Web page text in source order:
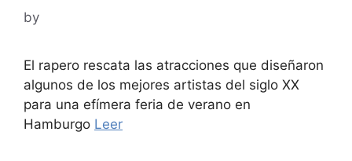
by
El rapero rescata las atracciones que diseñaron
algunos de los mejores artistas del siglo XX
para una efímera feria de verano en
Hamburgo Leer